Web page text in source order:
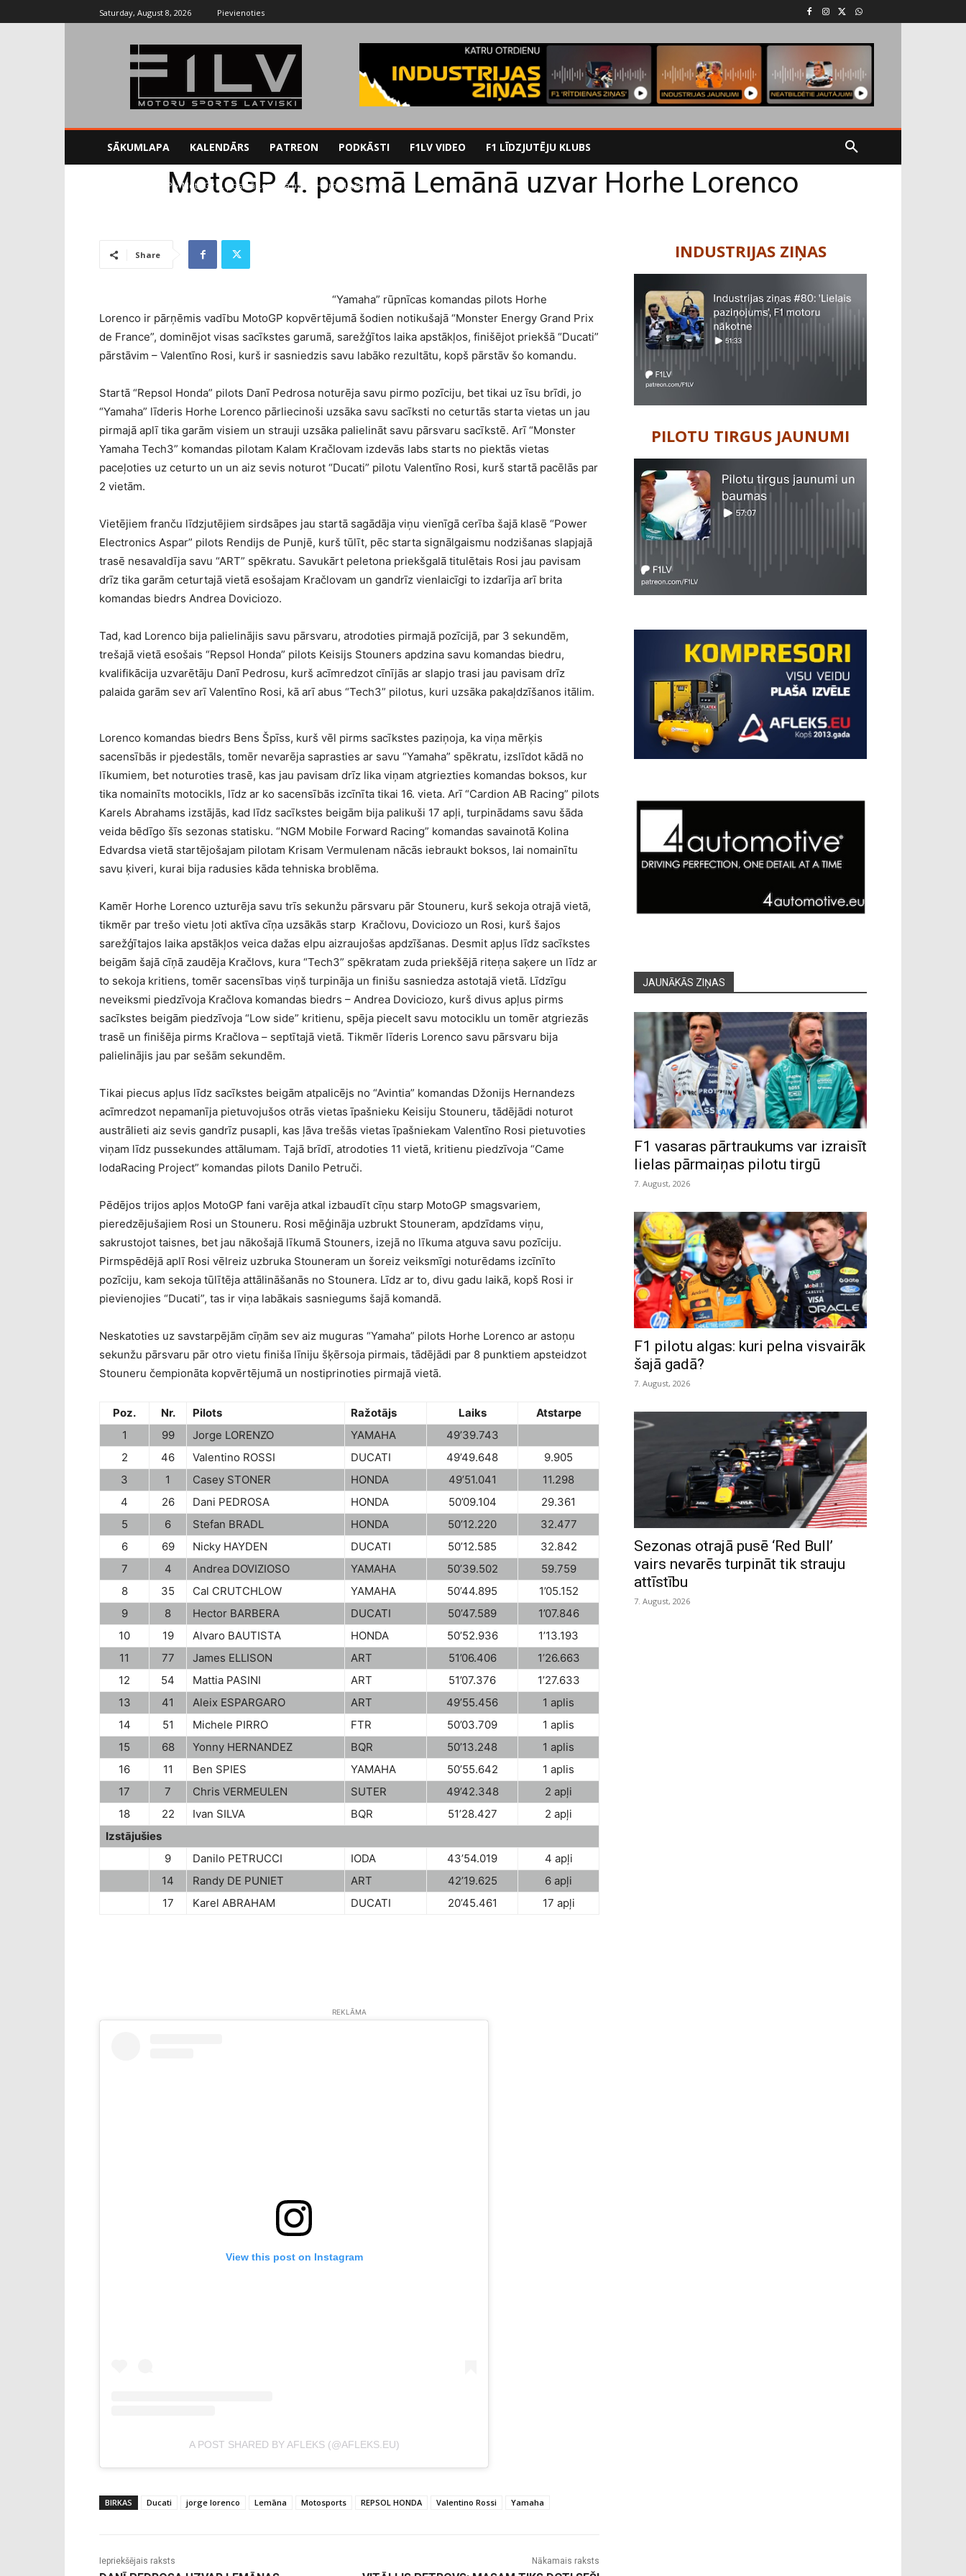
Saturday, August 8, 2026 Pievienoties
SĀKUMLAPA KALENDĀRS PATREON PODKĀSTI F1LV VIDEO F1 LĪDZJUTĒJU KLUBS
MotoGP MotoGP 4. posmā Lemānā uzvar Horhe Lorenco
MotoGP 4. posmā Lemānā uzvar Horhe Lorenco
Share
“Yamaha” rūpnīcas komandas pilots Horhe
Lorenco ir pārņēmis vadību MotoGP kopvērtējumā šodien notikušajā “Monster Energy Grand Prix
de France”, dominējot visas sacīkstes garumā, sarežģītos laika apstākļos, finišējot priekšā “Ducati”
pārstāvim – Valentīno Rosi, kurš ir sasniedzis savu labāko rezultātu, kopš pārstāv šo komandu.
Startā “Repsol Honda” pilots Danī Pedrosa noturēja savu pirmo pozīciju, bet tikai uz īsu brīdi, jo
“Yamaha” līderis Horhe Lorenco pārliecinoši uzsāka savu sacīksti no ceturtās starta vietas un jau
pirmajā aplī tika garām visiem un strauji uzsāka palielināt savu pārsvaru sacīkstē. Arī “Monster
Yamaha Tech3” komandas pilotam Kalam Kračlovam izdevās labs starts no piektās vietas
paceļoties uz ceturto un un aiz sevis noturot “Ducati” pilotu Valentīno Rosi, kurš startā pacēlās par
2 vietām.
Vietējiem franču līdzjutējiem sirdsāpes jau startā sagādāja viņu vienīgā cerība šajā klasē “Power
Electronics Aspar” pilots Rendijs de Punjē, kurš tūlīt, pēc starta signālgaismu nodzišanas slapjajā
trasē nesavaldīja savu “ART” spēkratu. Savukārt peletona priekšgalā titulētais Rosi jau pavisam
drīz tika garām ceturtajā vietā esošajam Kračlovam un gandrīz vienlaicīgi to izdarīja arī brita
komandas biedrs Andrea Doviciozo.
Tad, kad Lorenco bija palielinājis savu pārsvaru, atrodoties pirmajā pozīcijā, par 3 sekundēm,
trešajā vietā esošais “Repsol Honda” pilots Keisijs Stouners apdzina savu komandas biedru,
kvalifikācija uzvarētāju Danī Pedrosu, kurš acīmredzot cīnījās ar slapjo trasi jau pavisam drīz
palaida garām sev arī Valentīno Rosi, kā arī abus “Tech3” pilotus, kuri uzsāka pakaļdzīšanos itālim.
Lorenco komandas biedrs Bens Špīss, kurš vēl pirms sacīkstes paziņoja, ka viņa mērķis
sacensībās ir pjedestāls, tomēr nevarēja saprasties ar savu “Yamaha” spēkratu, izslīdot kādā no
līkumiem, bet noturoties trasē, kas jau pavisam drīz lika viņam atgriezties komandas boksos, kur
tika nomainīts motocikls, līdz ar ko sacensībās izcīnīta tikai 16. vieta. Arī “Cardion AB Racing” pilots
Karels Abrahams izstājās, kad līdz sacīkstes beigām bija palikuši 17 apļi, turpinādams savu šāda
veida bēdīgo šīs sezonas statisku. “NGM Mobile Forward Racing” komandas savainotā Kolina
Edvardsa vietā startējošajam pilotam Krisam Vermulenam nācās iebraukt boksos, lai nomainītu
savu ķiveri, kurai bija radusies kāda tehniska broblēma.
Kamēr Horhe Lorenco uzturēja savu trīs sekunžu pārsvaru pār Stouneru, kurš sekoja otrajā vietā,
tikmēr par trešo vietu ļoti aktīva cīņa uzsākās starp Kračlovu, Doviciozo un Rosi, kurš šajos
sarežģītajos laika apstākļos veica dažas elpu aizraujošas apdzīšanas. Desmit apļus līdz sacīkstes
beigām šajā cīņā zaudēja Kračlovs, kura “Tech3” spēkratam zuda priekšējā riteņa saķere un līdz ar
to sekoja kritiens, tomēr sacensības viņš turpināja un finišu sasniedza astotajā vietā. Līdzīgu
neveiksmi piedzīvoja Kračlova komandas biedrs – Andrea Doviciozo, kurš divus apļus pirms
sacīkstes beigām piedzīvoja “Low side” kritienu, spēja piecelt savu motociklu un tomēr atgriezās
trasē un finišēja pirms Kračlova – septītajā vietā. Tikmēr līderis Lorenco savu pārsvaru bija
palielinājis jau par sešām sekundēm.
Tikai piecus apļus līdz sacīkstes beigām atpalicējs no “Avintia” komandas Džonijs Hernandezs
acīmredzot nepamanīja pietuvojušos otrās vietas īpašnieku Keisiju Stouneru, tādējādi noturot
austrālieti aiz sevis gandrīz pusapli, kas ļāva trešās vietas īpašniekam Valentīno Rosi pietuvoties
viņam līdz pussekundes attālumam. Tajā brīdī, atrodoties 11 vietā, kritienu piedzīvoja “Came
lodaRacing Project” komandas pilots Danilo Petruči.
Pēdējos trijos apļos MotoGP fani varēja atkal izbaudīt cīņu starp MotoGP smagsvariem,
pieredzējušajiem Rosi un Stouneru. Rosi mēģināja uzbrukt Stouneram, apdzīdams viņu,
sakrustojot taisnes, bet jau nākošajā līkumā Stouners, izejā no līkuma atguva savu pozīciju.
Pirmspēdējā aplī Rosi vēlreiz uzbruka Stouneram un šoreiz veiksmīgi noturēdams izcīnīto
pozīciju, kam sekoja tūlītēja attālināšanās no Stounera. Līdz ar to, divu gadu laikā, kopš Rosi ir
pievienojies “Ducati”, tas ir viņa labākais sasniegums šajā komandā.
Neskatoties uz savstarpējām cīņām sev aiz muguras “Yamaha” pilots Horhe Lorenco ar astoņu
sekunžu pārsvaru pār otro vietu finiša līniju šķērsoja pirmais, tādējādi par 8 punktiem apsteidzot
Stouneru čempionāta kopvērtējumā un nostiprinoties pirmajā vietā.
Poz. Nr. Pilots Ražotājs Laiks
Atstarpe
1
99 Jorge LORENZO YAMAHA
49’39.743
2
46 Valentino ROSSI DUCATI 49’49.648
9.905
3
1 Casey STONER HONDA 49’51.041
11.298
4
26 Dani PEDROSA HONDA 50’09.104
29.361
5
6 Stefan BRADL HONDA 50’12.220
32.477
6
69 Nicky HAYDEN DUCATI 50’12.585
32.842
7
4 Andrea DOVIZIOSO YAMAHA 50’39.502
59.759
8
35 Cal CRUTCHLOW YAMAHA 50’44.895
1’05.152
9
8 Hector BARBERA DUCATI 50’47.589
1’07.846
10
19 Alvaro BAUTISTA HONDA 50’52.936
1’13.193
11
77 James ELLISON ART 51’06.406
1’26.663
12
54 Mattia PASINI ART 51’07.376
1’27.633
13
41 Aleix ESPARGARO ART 49’55.456
1 aplis
14
51 Michele PIRRO FTR 50’03.709
1 aplis
15
68 Yonny HERNANDEZ BQR 50’13.248
1 aplis
16
11 Ben SPIES YAMAHA 50’55.642
1 aplis
17
7 Chris VERMEULEN SUTER 49’42.348
2 apļi
18
22 Ivan SILVA BQR 51’28.427
2 apļi
Izstājušies
9
Danilo PETRUCCI IODA 43’54.019
4 apļi
14
Randy DE PUNIET ART 42’19.625
6 apļi
17
Karel ABRAHAM DUCATI 20’45.461 17 apļi
REKLĀMA
View this post on Instagram
A POST SHARED BY AFLEKS (@AFLEKS.EU)
BIRKAS Ducati jorge lorenco Lemāna Motosports REPSOL HONDA Valentino Rossi Yamaha
Iepriekšējais raksts Nākamais raksts
INDUSTRIJAS ZIŅAS
PILOTU TIRGUS JAUNUMI
JAUNĀKĀS ZIŅAS
F1 vasaras pārtraukums var izraisīt
lielas pārmaiņas pilotu tirgū
7. August, 2026
F1 pilotu algas: kuri pelna visvairāk
šajā gadā?
7. August, 2026
Sezonas otrajā pusē ‘Red Bull’
vairs nevarēs turpināt tik strauju
attīstību
7. August, 2026